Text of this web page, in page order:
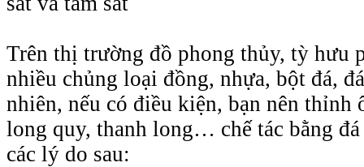
Trên thị trường đồ phong thủy, tỳ hưu
nhiều chủng loại đồng, nhựa, bột đá,
nhiên, nếu có điều kiện, bạn nên thỉnh
long quy, thanh long… chế tác bằng
các lý do sau: